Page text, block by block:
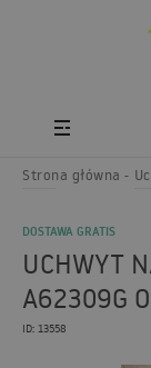
Strona główna
DOSTAWA GRATIS
UCHWYT
A62309G
ID: 13558